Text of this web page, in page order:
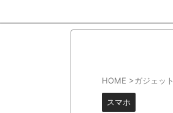
HOME >ガジェット
スマホ